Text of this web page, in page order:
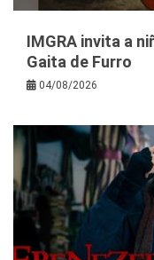
IMGRA invita a
Gaita de Furro
04/08/2026